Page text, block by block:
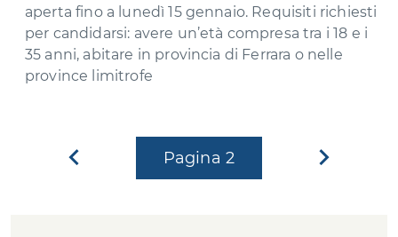
aperta fino a lunedì 15 gennaio. Requisiti richiesti
per candidarsi: avere un’età compresa tra i 18 e i
35 anni, abitare in provincia di Ferrara o nelle
province limitrofe
Pagina 2